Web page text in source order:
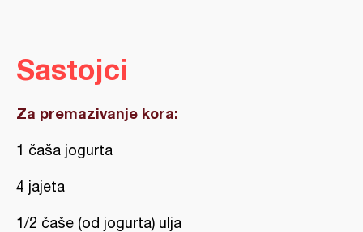
Sastojci
Za premazivanje kora:
1 čaša jogurta
4 jajeta
1/2 čaše (od jogurta) ulja